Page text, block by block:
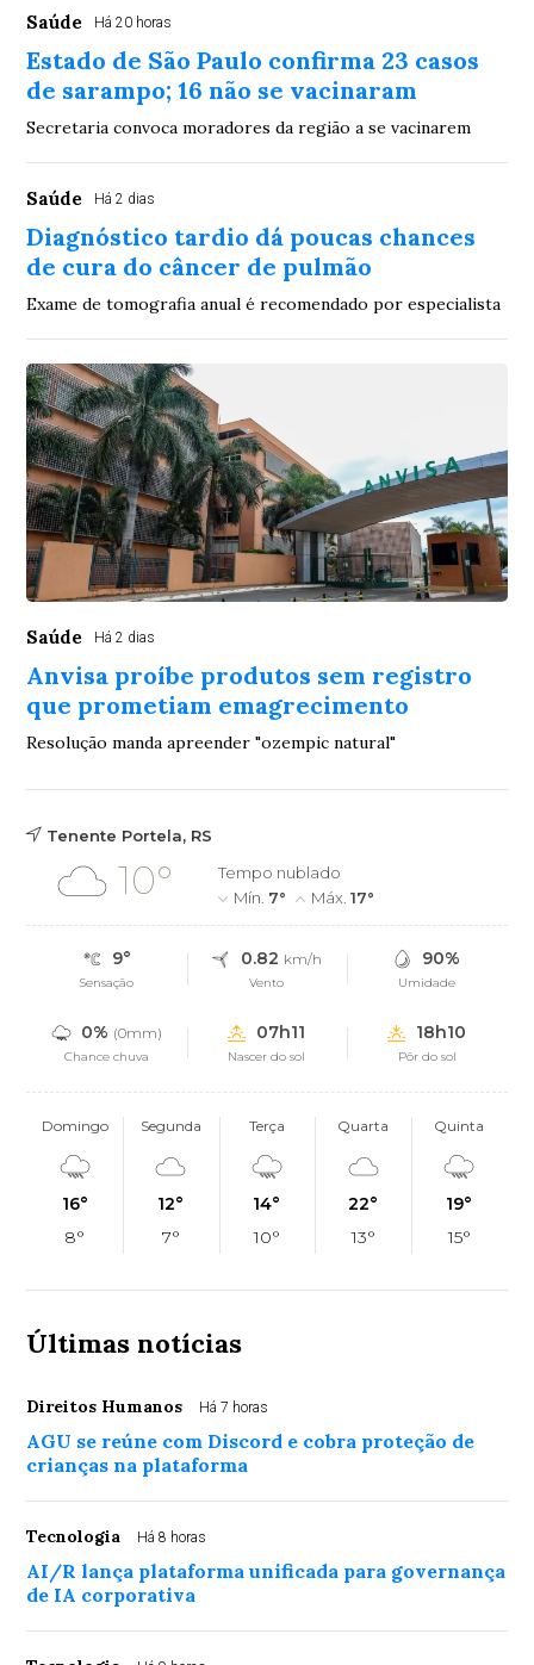
Saúde Há 20 horas
Estado de São Paulo confirma 23 casos
de sarampo; 16 não se vacinaram
Secretaria convoca moradores da região a se vacinarem
Saúde Há 2 dias
Diagnóstico tardio dá poucas chances
de cura do câncer de pulmão
Exame de tomografia anual é recomendado por especialista
Saúde Há 2 dias
Anvisa proíbe produtos sem registro
que prometiam emagrecimento
Resolução manda apreender "ozempic natural"
Tenente Portela, RS
10°
Tempo nublado
Mín. 7° Máx.17°
9°
Sensação
0.82 km/h
Vento
90%
Umidade
0% (0mm)
Chance chuva
07h11
Nascer do sol
18h10
Pôr do sol
Domingo
16°
8°
Segunda
12°
7°
Terça
14°
10°
Quarta
22°
13°
Quinta
19°
15°
Últimas notícias
Direitos Humanos Há 7 horas
AGU se reúne com Discord e cobra proteção de
crianças na plataforma
Tecnologia Há 8 horas
AI/R lança plataforma unificada para governança
de IA corporativa